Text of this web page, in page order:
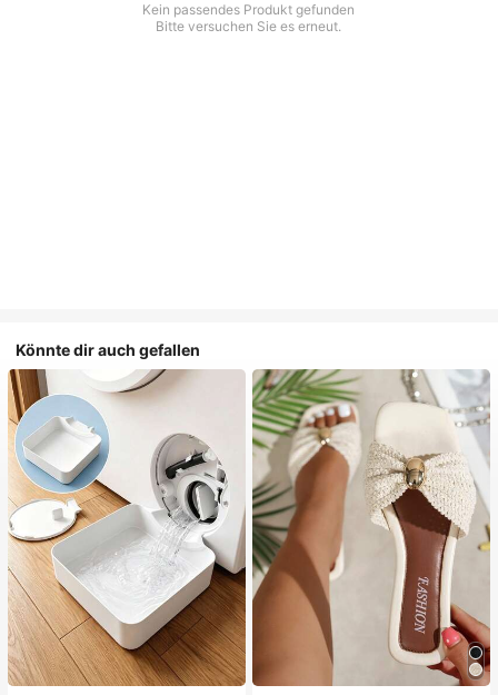
Kein passendes Produkt gefunden
Bitte versuchen Sie es erneut.
Könnte dir auch gefallen